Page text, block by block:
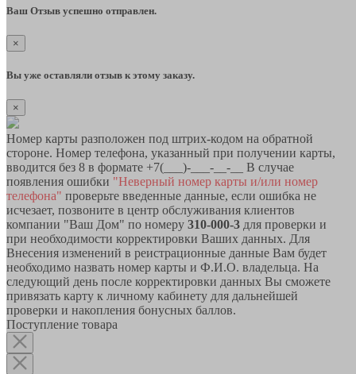
Ваш Отзыв успешно отправлен.
×
Вы уже оставляли отзыв к этому заказу.
×
Номер карты разположен под штрих-кодом на обратной
стороне. Номер телефона, указанный при получении карты,
вводится без 8 в формате +7(___)-___-__-__ В случае
появления ошибки "Неверный номер карты и/или номер
телефона" проверьте введенные данные, если ошибка не
исчезает, позвоните в центр обслуживания клиентов
компании "Ваш Дом" по номеру 310-000-3 для проверки и
при необходимости корректировки Ваших данных. Для
Внесения изменений в реистрационные данные Вам будет
необходимо назвать номер карты и Ф.И.О. владельца. На
следующий день после корректировки данных Вы сможете
привязать карту к личному кабинету для дальнейшей
проверки и накопления бонусных баллов.
Поступление товара